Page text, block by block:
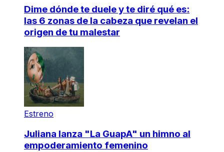
Dime dónde te duele y te diré qué es:
las 6 zonas de la cabeza que revelan el
origen de tu malestar
Estreno
Juliana lanza "La GuapA" un himno al
empoderamiento femenino